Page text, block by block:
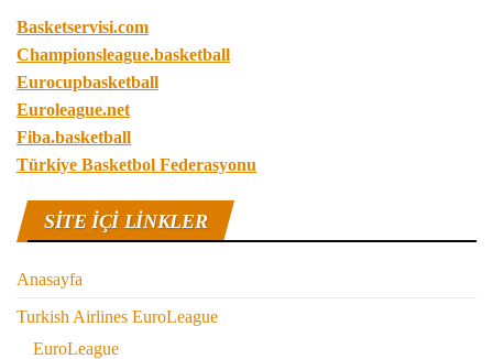
Basketservisi.com
Championsleague.basketball
Eurocupbasketball
Euroleague.net
Fiba.basketball
Türkiye Basketbol Federasyonu
SITE IÇI LINKLER
Anasayfa
Turkish Airlines EuroLeague
EuroLeague